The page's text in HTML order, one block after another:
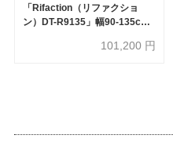
「Rifaction（リファクショ
ン）DT-R9135」幅90-135cm
101,200 円